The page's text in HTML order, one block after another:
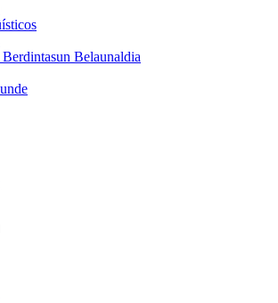
Berdintasun Belaunaldia